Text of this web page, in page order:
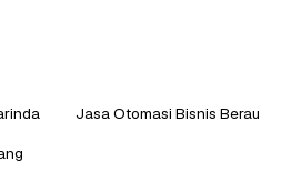
Jasa Otomasi Bisnis Berau